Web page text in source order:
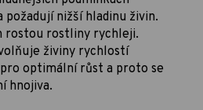
nižší hladinu živin.
rostou rostliny rychleji.
živiny rychlostí
optimální růst a proto se
hnojiva.